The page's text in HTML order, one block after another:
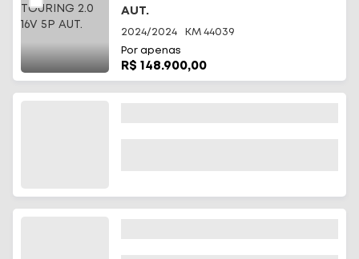
AUT.
2024/2024 KM 44039
Por apenas
R$ 148.900,00